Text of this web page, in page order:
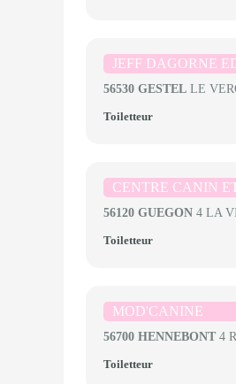
JEFF DAGORNE
56530 GESTEL LE
Toiletteur
CENTRE CANIN
56120 GUEGON 4 LA
Toiletteur
MOD'CANINE
56700 HENNEBONT 4
Toiletteur